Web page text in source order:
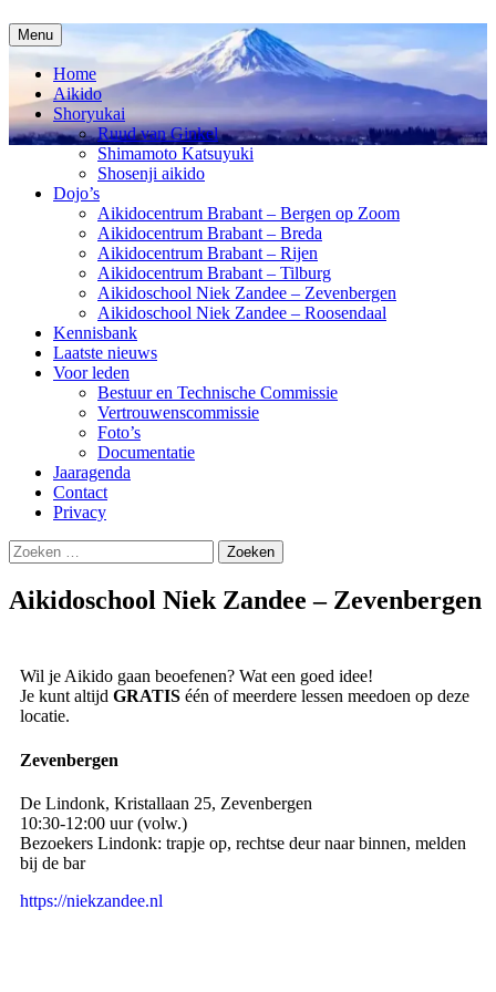
Menu
Home
Aikido
Shoryukai
Ruud van Ginkel
Shimamoto Katsuyuki
Shosenji aikido
Dojo’s
Aikidocentrum Brabant – Bergen op Zoom
Aikidocentrum Brabant – Breda
Aikidocentrum Brabant – Rijen
Aikidocentrum Brabant – Tilburg
Aikidoschool Niek Zandee – Zevenbergen
Aikidoschool Niek Zandee – Roosendaal
Kennisbank
Laatste nieuws
Voor leden
Bestuur en Technische Commissie
Vertrouwenscommissie
Foto’s
Documentatie
Jaaragenda
Contact
Privacy
Aikidoschool Niek Zandee – Zevenbergen
Wil je Aikido gaan beoefenen? Wat een goed idee!
Je kunt altijd GRATIS één of meerdere lessen meedoen op deze
locatie.
Zevenbergen
De Lindonk, Kristallaan 25, Zevenbergen
10:30-12:00 uur (volw.)
Bezoekers Lindonk: trapje op, rechtse deur naar binnen, melden
bij de bar
https://niekzandee.nl